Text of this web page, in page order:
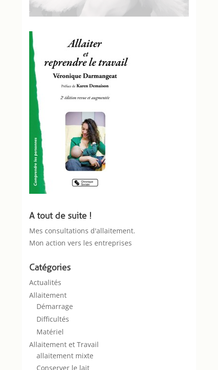
A tout de suite !
Mes consultations d'allaitement.
Mon action vers les entreprises
Catégories
Actualités
Allaitement
Démarrage
Difficultés
Matériel
Allaitement et Travail
allaitement mixte
Conserver le lait